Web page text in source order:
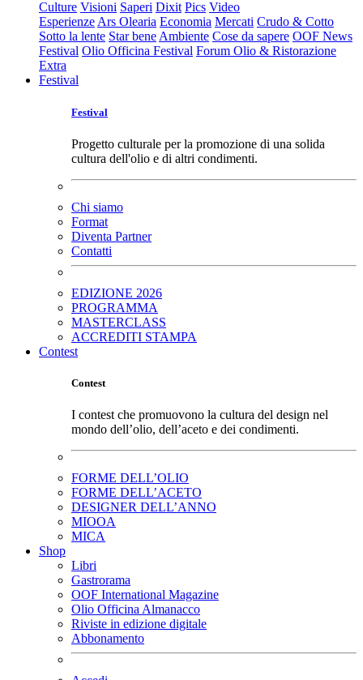
Culture Visioni Saperi Dixit Pics Video
Esperienze Ars Olearia Economia Mercati Crudo & Cotto
Sotto la lente Star bene Ambiente Cose da sapere OOF News
Festival Olio Officina Festival Forum Olio & Ristorazione
Extra
Festival
Festival
Progetto culturale per la promozione di una solida
cultura dell'olio e di altri condimenti.
Chi siamo
Format
Diventa Partner
Contatti
EDIZIONE 2026
PROGRAMMA
MASTERCLASS
ACCREDITI STAMPA
Contest
Contest
I contest che promuovono la cultura del design nel
mondo dell’olio, dell’aceto e dei condimenti.
FORME DELL’OLIO
FORME DELL’ACETO
DESIGNER DELL’ANNO
MIOOA
MICA
Shop
Libri
Gastrorama
OOF International Magazine
Olio Officina Almanacco
Riviste in edizione digitale
Abbonamento